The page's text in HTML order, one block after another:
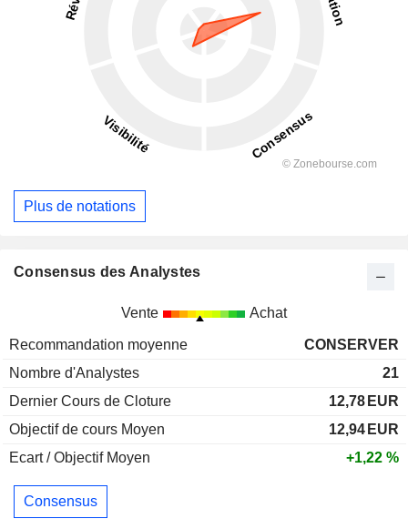
Plus de notations
Consensus des Analystes
Vente Achat
Recommandation moyenne
CONSERVER
Nombre d'Analystes
21
Dernier Cours de Cloture
12,78 EUR
Objectif de cours Moyen
12,94 EUR
Ecart / Objectif Moyen
+1,22 %
Consensus